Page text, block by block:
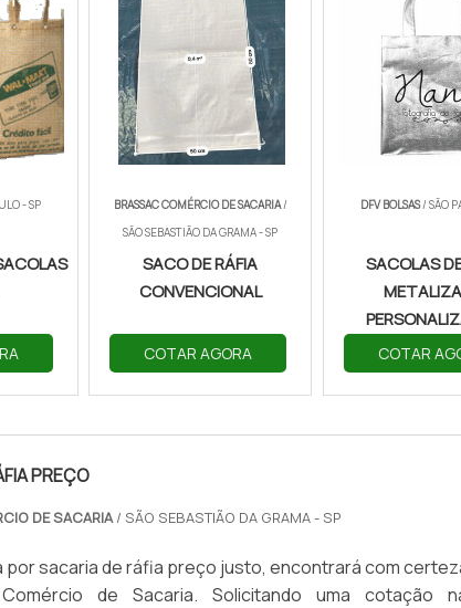
- SP BRASSAC COMÉRCIO DE SACARIA/
SÃO SEBASTIÃO DA GRAMA - SP
SACO DE RÁFIA
CONVENCIONAL
COTAR AGORA
DFV BOLSAS/ SÃO
SACOLAS
COTAR
PREÇO
DE SACARIA/ SÃO SEBASTIÃO DA GRAMA - SP
por sacaria de ráfia preço justo, encontrará com
de Sacaria. Solicitando uma cotação